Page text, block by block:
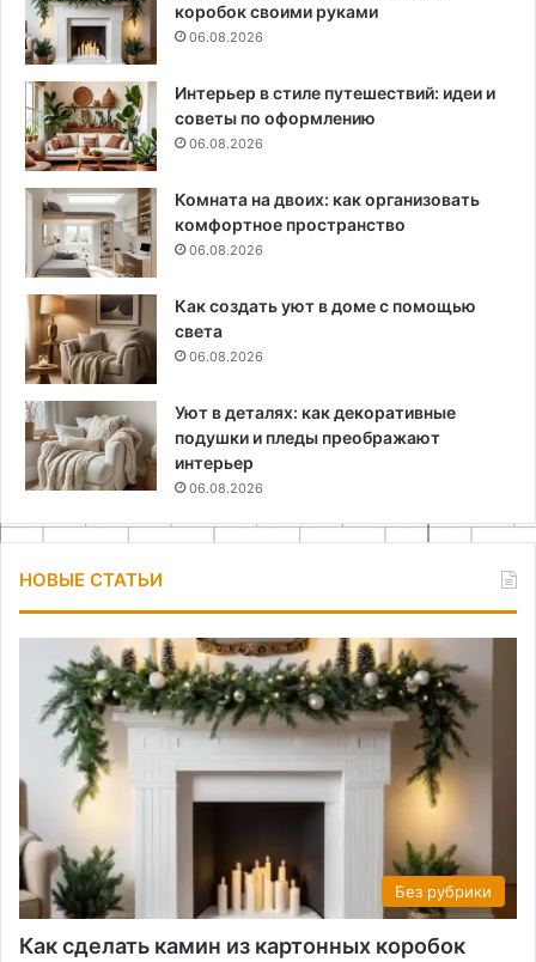
коробок своими руками
06.08.2026
Интерьер в стиле путешествий: идеи и
советы по оформлению
06.08.2026
Комната на двоих: как организовать
комфортное пространство
06.08.2026
Как создать уют в доме с помощью
света
06.08.2026
Уют в деталях: как декоративные
подушки и пледы преображают
интерьер
06.08.2026
НОВЫЕ СТАТЬИ
Без рубрики
Как сделать камин из картонных коробок